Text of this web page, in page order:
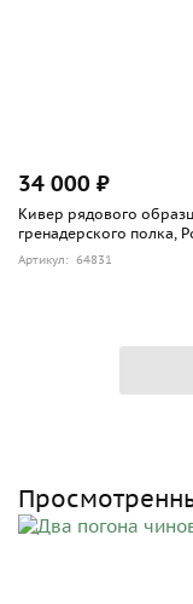
34 000 ₽
Кивер рядового
гренадерского полка,
Артикул: 64831